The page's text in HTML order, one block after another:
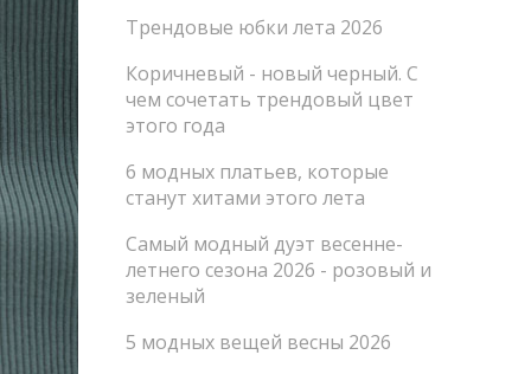
Трендовые юбки лета 2026
Коричневый - новый черный. С
чем сочетать трендовый цвет
этого года
6 модных платьев, которые
станут хитами этого лета
Самый модный дуэт весенне-
летнего сезона 2026 - розовый и
зеленый
5 модных вещей весны 2026